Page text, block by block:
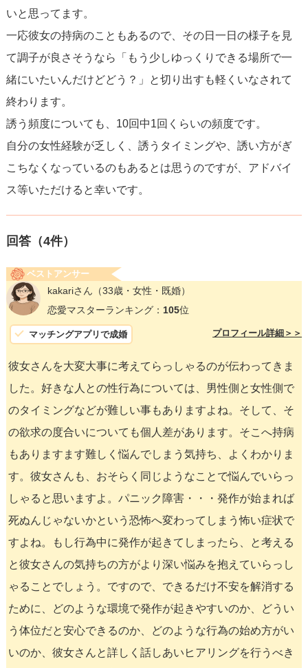
いと思ってます。
一応彼女の持病のこともあるので、その日一日の様子を見
て調子が良さそうなら「もう少しゆっくりできる場所で一
緒にいたいんだけどどう？」と切り出すも軽くいなされて
終わります。
誘う頻度についても、10回中1回くらいの頻度です。
自分の女性経験が乏しく、誘うタイミングや、誘い方がぎ
こちなくなっているのもあるとは思うのですが、アドバイ
ス等いただけると幸いです。
回答（4件）
ベストアンサー
kakariさん （33歳・女性・既婚）
恋愛マスターランキング： 105位
マッチングアプリで成婚 プロフィール詳細＞＞
彼女さんを大変大事に考えてらっしゃるのが伝わってきま
した。好きな人との性行為については、男性側と女性側で
のタイミングなどが難しい事もありますよね。そして、そ
の欲求の度合いについても個人差があります。そこへ持病
もありますます難しく悩んでしまう気持ち、よくわかりま
す。彼女さんも、おそらく同じようなことで悩んでいらっ
しゃると思いますよ。パニック障害・・・発作が始まれば
死ぬんじゃないかという恐怖へ変わってしまう怖い症状で
すよね。もし行為中に発作が起きてしまったら、と考える
と彼女さんの気持ちの方がより深い悩みを抱えていらっし
ゃることでしょう。ですので、できるだけ不安を解消する
ために、どのような環境で発作が起きやすいのか、どうい
う体位だと安心できるのか、どのような行為の始め方がい
いのか、彼女さんと詳しく話しあいヒアリングを行うべき